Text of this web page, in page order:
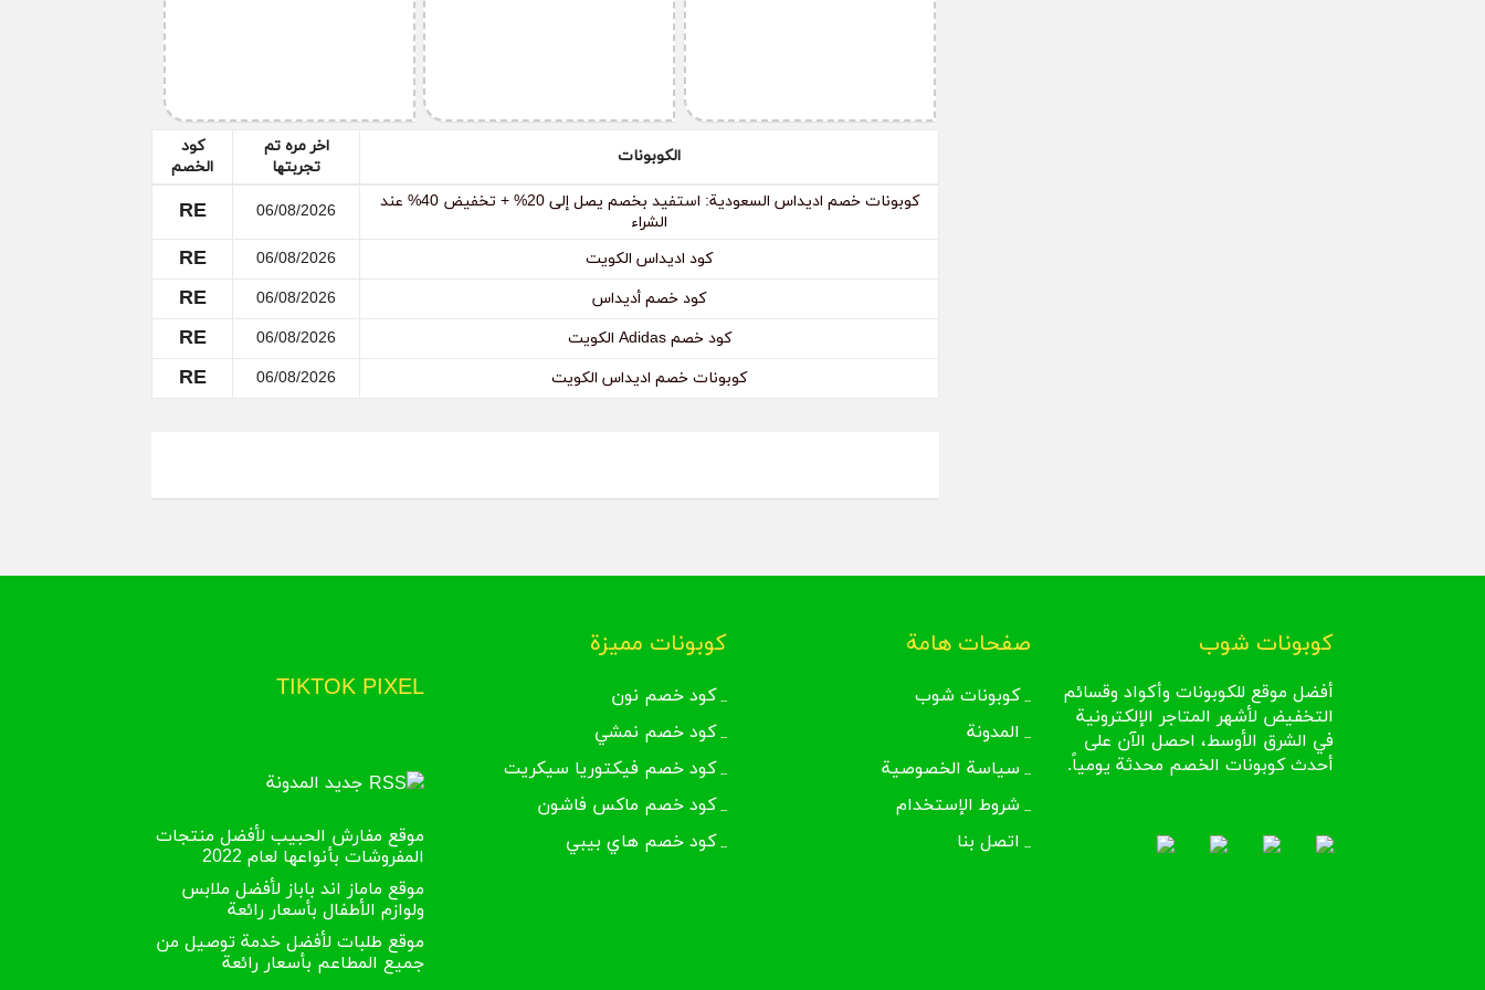
كيف أقوم بإلغاء الطلب من موقع أديداس؟
قم بالتواصل مع إدارة موقع أديداس عن طريق البريد الإلكتروني أو من خلال الدرشة في الموقع، وقم بطلب إلغاء
الطلب الذي طلبته وقم بتزويدهم برقم الطلب، ويجب عليك أن تقوم بذلك في أسرع وقت.
الكوبونات
اخر مره تم
تجربتها
كود
الخصم
كوبونات خصم اديداس السعودية: استفيد بخصم يصل إلى 20% + تخفيض 40% عند
الشراء
06/08/2026
RE
كود اديداس الكويت 06/08/2026
RE
كود خصم أديداس 06/08/2026
RE
كود خصم Adidas الكويت 06/08/2026
RE
كوبونات خصم اديداس الكويت 06/08/2026
RE
كوبونات شوب
أفضل موقع للكوبونات وأكواد وقسائم
التخفيض لأشهر المتاجر الإلكترونية
في الشرق الأوسط، احصل الآن على
أحدث كوبونات الخصم محدثة يومياً.
صفحات هامة
كوبونات شوب
المدونة
سياسة الخصوصية
شروط الإستخدام
اتصل بنا
كوبونات مميزة
كود خصم نون
كود خصم نمشي
كود خصم فيكتوريا سيكريت
كود خصم ماكس فاشون
كود خصم هاي بيبي
TIKTOK PIXEL
جديد المدونة
موقع مفارش الحبيب لأفضل منتجات
المفروشات بأنواعها لعام 2022
موقع ماماز اند باباز لأفضل ملابس
ولوازم الأطفال بأسعار رائعة
موقع طلبات لأفضل خدمة توصيل من
جميع المطاعم بأسعار رائعة